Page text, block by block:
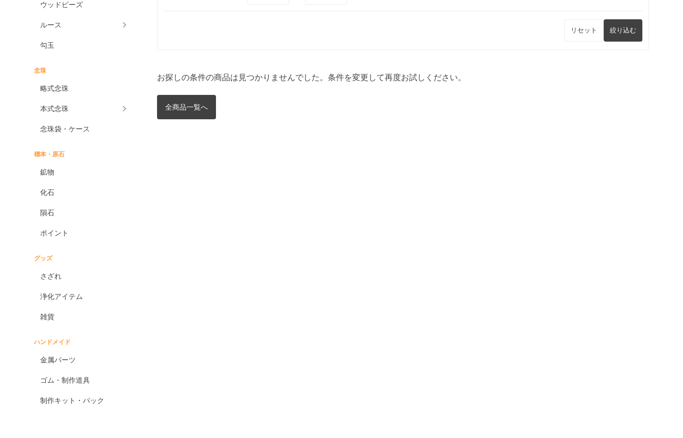
ウッドビーズ
ルース
勾玉
念珠
略式念珠
本式念珠
念珠袋・ケース
標本・原石
鉱物
化石
隕石
ポイント
グッズ
さざれ
浄化アイテム
雑貨
ハンドメイド
金属パーツ
ゴム・制作道具
制作キット・パック
リセット 絞り込む
お探しの条件の商品は見つかりませんでした。条件を変更して再度お試しください。
全商品一覧へ